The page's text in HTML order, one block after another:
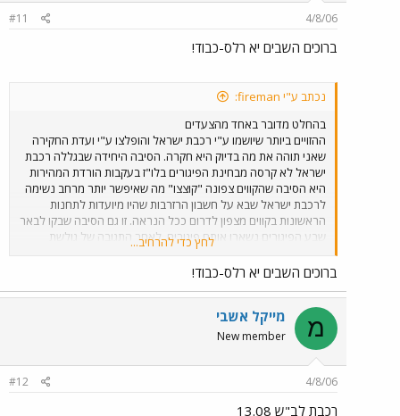
4/8/06
#11
ברוכים השבים יא רלס-כבוד!
נכתב ע"י fireman:
בהחלט מדובר באחד מהצעדים
ההזויים ביותר שיושמו ע"י רכבת ישראל והופלצו ע"י ועדת החקירה
שאני תוהה את מה בדיוק היא חקרה. הסיבה היחידה שבגללה רכבת
ישראל לא קרסה מבחינת הפיגורים בלו"ז בעקבות הורדת המהירות
היא הסיבה שהקווים צפונה "קוצצו" מה שאיפשר יותר מרחב נשימה
לרכבת ישראל שבא על חשבון הרזרבות שהיו מיועדות לתחנות
הראשונות בקווים מצפון לדרום ככל הנראה. זו גם הסיבה שבקו לבאר
שבע הפיגורים נשארו אותם פיגורים. לאחר התגובה של גולשת
של 14:08 להערכתי מדובר בפאק רציני שמושכים באופן קבוע
לחץ כדי להרחיב...
ברוכים השבים יא רלס-כבוד!
מ מייקל אשבי
New member
4/8/06
#12
רכבת לב"ש 13.08